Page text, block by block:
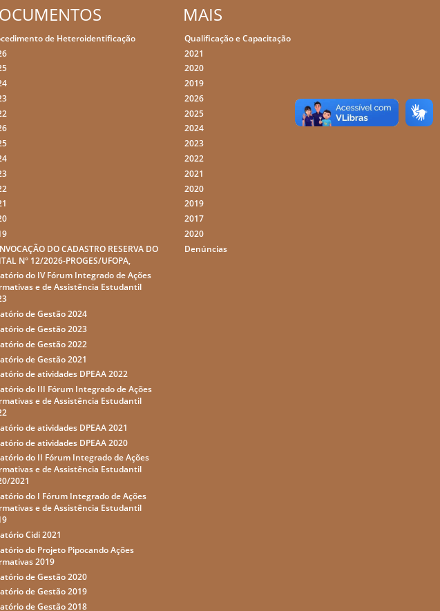
de Heteroidentificação
DO CADASTRO RESERVA DO
N° 12/2026-PROGES/UFOPA,
do IV Fórum Integrado de Ações
e de Assistência Estudantil
de Gestão 2024
de Gestão 2023
de Gestão 2022
de Gestão 2021
de atividades DPEAA 2022
do III Fórum Integrado de Ações
e de Assistência Estudantil
de atividades DPEAA 2021
de atividades DPEAA 2020
do II Fórum Integrado de Ações
e de Assistência Estudantil
2021
do I Fórum Integrado de Ações
e de Assistência Estudantil
Cidi 2021
do Projeto Pipocando Ações
2019
de Gestão 2020
de Gestão 2019
de Gestão 2018
MAIS
Qualificação e Capacitação
2021
2020
2019
2026
2025
2024
2023
2022
2021
2020
2019
2017
2020
Denúncias